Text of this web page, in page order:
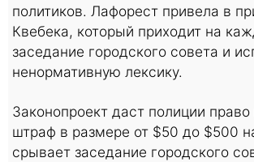
политиков. Лафорест привела в
Квебека, который приходит на
заседание городского совета и
ненормативную лексику.
Законопроект даст полиции право
штраф в размере от $50 до $500
срывает заседание городского